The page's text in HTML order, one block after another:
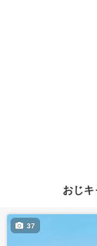
おじ
37